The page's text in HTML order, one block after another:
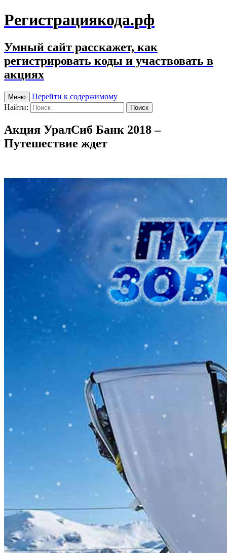
Регистрациякода.рф
Умный сайт расскажет, как
регистрировать коды и участвовать в
акциях
Меню
Перейти к содержимому
Найти:
Акция УралСиб Банк 2018 –
Путешествие ждет